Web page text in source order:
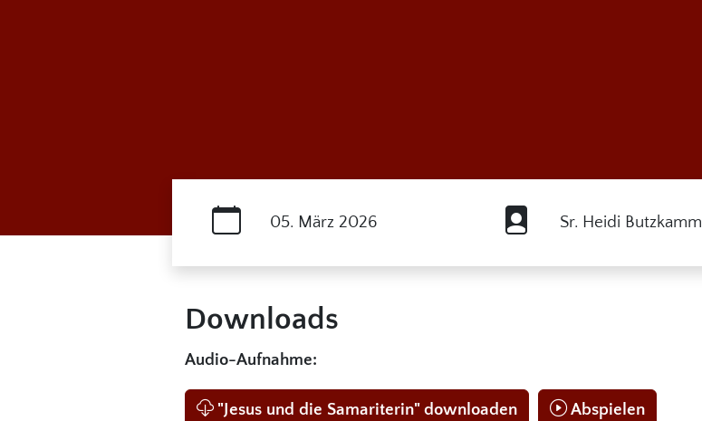
05. März 2026 Sr. Heidi Butzkamm
Downloads
Audio-Aufnahme:
"Jesus und die Samariterin" downloaden Abspielen